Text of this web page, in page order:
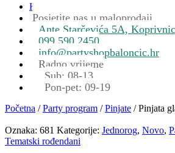
Kontakt
Posjetite nas u maloprodaji
Ante Starčevića 5A,
099 590 2450
info@partyshopbaloncic.hr
Radno vrijeme
Sub: 08-13
Pon-pet: 09-19
Početna /Party program /Pinjate / Pinjata
Oznaka: 681 Kategorije: Jednorog, Novo,
Tematski rođendani